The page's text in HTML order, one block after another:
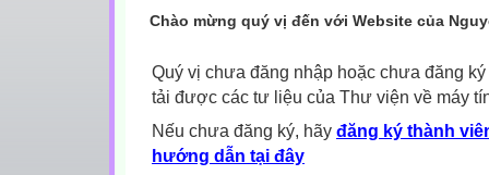
Chào mừng quý vị đến với Website của
Quý vị chưa đăng nhập hoặc chưa đăng
tải được các tư liệu của Thư viện về máy
Nếu chưa đăng ký, hãy đăng ký thành
hướng dẫn tại đây